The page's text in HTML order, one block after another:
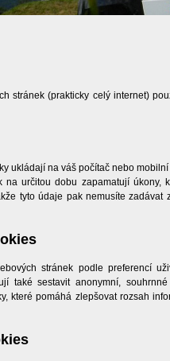
stránek (prakticky celý internet)
ukládají na váš počítač nebo
na určitou dobu zapamatují úkony,
tyto údaje pak nemusíte zadávat
stránek podle preferencí
také sestavit anonymní,
které pomáhá zlepšovat rozsah